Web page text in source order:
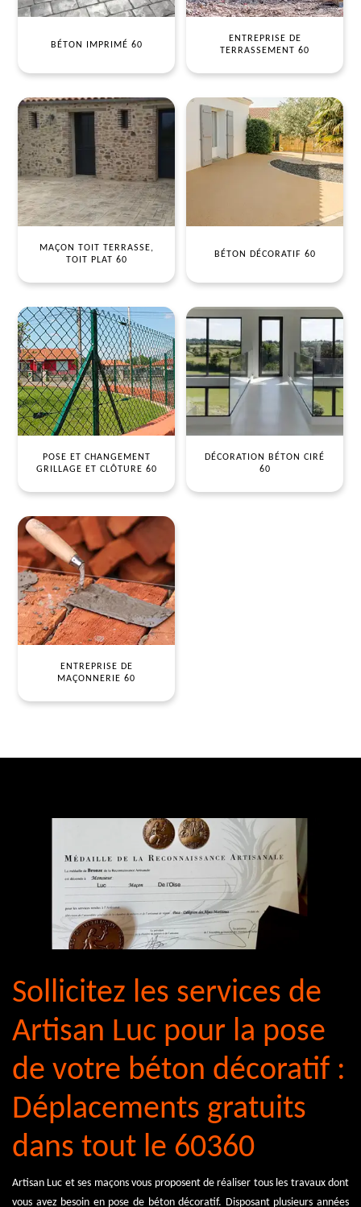
BÉTON IMPRIMÉ 60
ENTREPRISE DE
TERRASSEMENT 60
MAÇON TOIT TERRASSE,
TOIT PLAT 60
BÉTON DÉCORATIF 60
POSE ET CHANGEMENT
GRILLAGE ET CLÔTURE 60
DÉCORATION BÉTON CIRÉ
60
ENTREPRISE DE
MAÇONNERIE 60
Sollicitez les services de
Artisan Luc pour la pose
de votre béton décoratif :
Déplacements gratuits
dans tout le 60360
Artisan Luc et ses maçons vous proposent de réaliser tous les travaux dont
vous avez besoin en pose de béton décoratif. Disposant plusieurs années